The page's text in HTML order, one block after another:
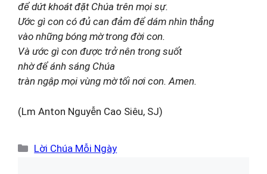
để dứt khoát đặt Chúa trên mọi sự.
Ước gì con có đủ can đảm để dám nhìn thẳng
vào những bóng mờ trong đời con.
Và ước gì con được trở nên trong suốt
nhờ để ánh sáng Chúa
tràn ngập mọi vùng mờ tối nơi con. Amen.
(Lm Anton Nguyễn Cao Siêu, SJ)
Danh
Lời Chúa Mỗi Ngày